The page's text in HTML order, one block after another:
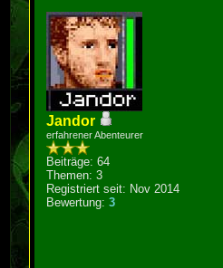
Jandor
erfahrener Abenteurer
Beiträge: 64
Themen: 3
Registriert seit: Nov 2014
Bewertung:3